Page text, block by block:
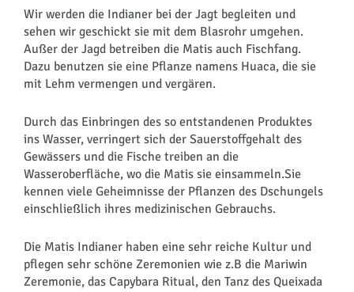
Wir werden die Indianer bei der Jagt begleiten und
sehen wir geschickt sie mit dem Blasrohr umgehen.
Außer der Jagd betreiben die Matis auch Fischfang.
Dazu benutzen sie eine Pflanze namens Huaca, die sie
mit Lehm vermengen und vergären.
Durch das Einbringen des so entstandenen Produktes
ins Wasser, verringert sich der Sauerstoffgehalt des
Gewässers und die Fische treiben an die
Wasseroberfläche, wo die Matis sie einsammeln.Sie
kennen viele Geheimnisse der Pflanzen des Dschungels
einschließlich ihres medizinischen Gebrauchs.
Die Matis Indianer haben eine sehr reiche Kultur und
pflegen sehr schöne Zeremonien wie z.B die Mariwin
Zeremonie, das Capybara Ritual, den Tanz des Queixada